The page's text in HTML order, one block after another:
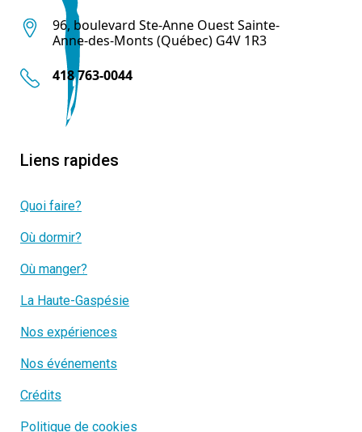
96, boulevard Ste-Anne Ouest Sainte-
Anne-des-Monts (Québec) G4V 1R3
418 763-0044
Liens rapides
Quoi faire?
Où dormir?
Où manger?
La Haute-Gaspésie
Nos expériences
Nos événements
Crédits
Politique de cookies